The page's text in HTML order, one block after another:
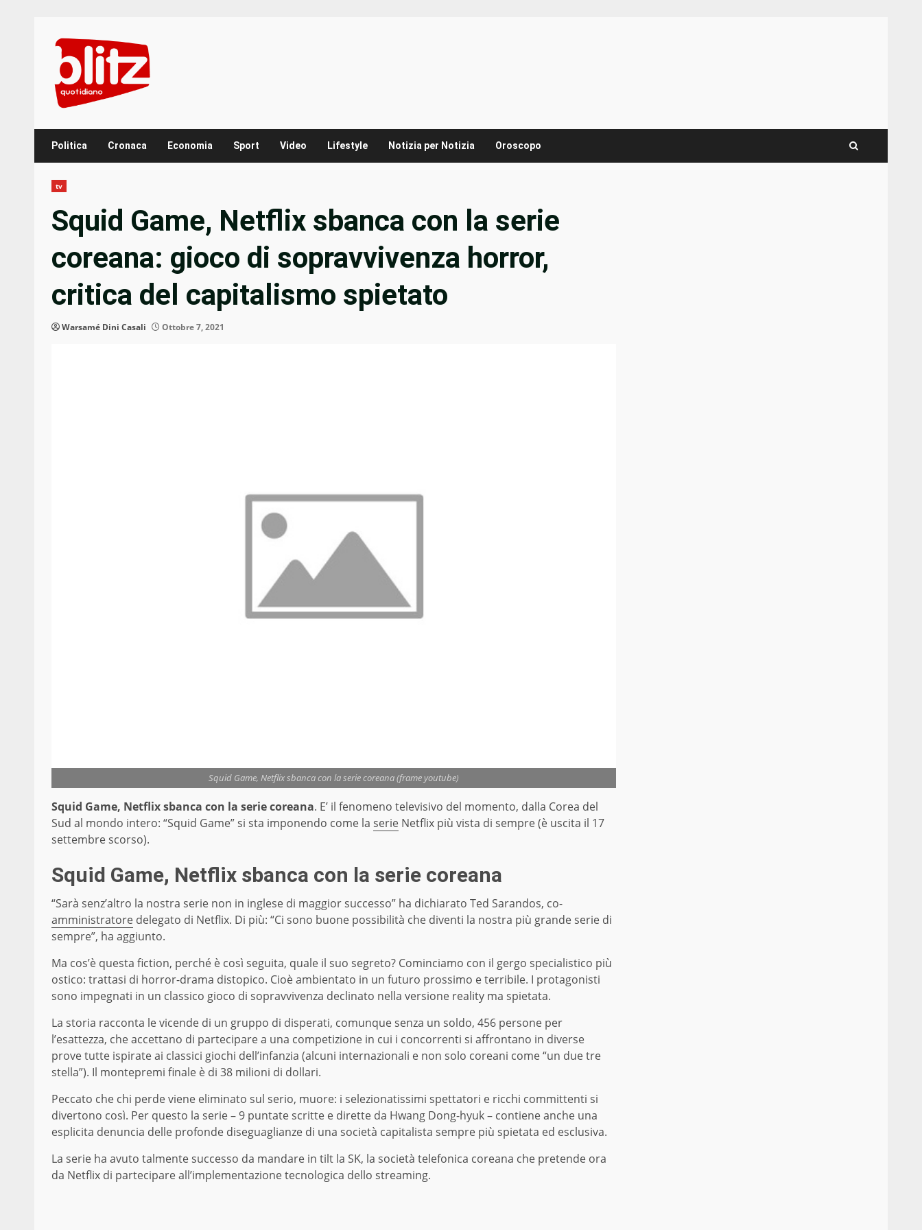
content
Politica Cronaca Economia Sport Video Lifestyle Notizia per Notizia Oroscopo
tv
Squid Game, Netflix sbanca con la serie
coreana: gioco di sopravvivenza horror,
critica del capitalismo spietato
Warsamé Dini Casali Ottobre 7, 2021
Squid Game, Netflix sbanca con la serie coreana (frame youtube)
Squid Game, Netflix sbanca con la serie coreana. E’ il fenomeno televisivo del momento, dalla Corea del
Sud al mondo intero: “Squid Game” si sta imponendo come la serie Netflix più vista di sempre (è uscita il 17
settembre scorso).
Squid Game, Netflix sbanca con la serie coreana
“Sarà senz’altro la nostra serie non in inglese di maggior successo” ha dichiarato Ted Sarandos, co-
amministratore delegato di Netflix. Di più: “Ci sono buone possibilità che diventi la nostra più grande serie di
sempre”, ha aggiunto.
Ma cos’è questa fiction, perché è così seguita, quale il suo segreto? Cominciamo con il gergo specialistico più
ostico: trattasi di horror-drama distopico. Cioè ambientato in un futuro prossimo e terribile. I protagonisti
sono impegnati in un classico gioco di sopravvivenza declinato nella versione reality ma spietata.
La storia racconta le vicende di un gruppo di disperati, comunque senza un soldo, 456 persone per
l’esattezza, che accettano di partecipare a una competizione in cui i concorrenti si affrontano in diverse
prove tutte ispirate ai classici giochi dell’infanzia (alcuni internazionali e non solo coreani come “un due tre
stella”). Il montepremi finale è di 38 milioni di dollari.
Peccato che chi perde viene eliminato sul serio, muore: i selezionatissimi spettatori e ricchi committenti si
divertono così. Per questo la serie – 9 puntate scritte e dirette da Hwang Dong-hyuk – contiene anche una
esplicita denuncia delle profonde diseguaglianze di una società capitalista sempre più spietata ed esclusiva.
La serie ha avuto talmente successo da mandare in tilt la SK, la società telefonica coreana che pretende ora
da Netflix di partecipare all’implementazione tecnologica dello streaming.